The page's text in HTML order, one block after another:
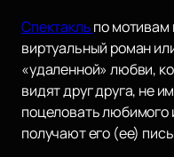
Спектакльпо мотивам
виртуальный роман
«удаленной» любви,
видят друг друга, не
поцеловать любимого
получают его (ее)